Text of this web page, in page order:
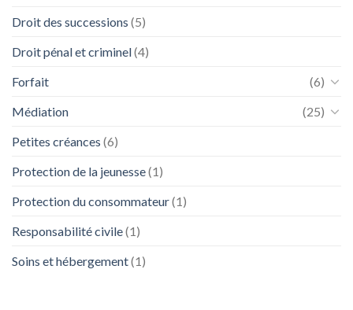
Droit des successions (5)
Droit pénal et criminel(4)
Forfait
(6)
Médiation
(25)
Petites créances (6)
Protection de la jeunesse(1)
Protection du consommateur(1)
Responsabilité civile(1)
Soins et hébergement(1)